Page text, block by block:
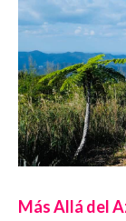
Más Allá del